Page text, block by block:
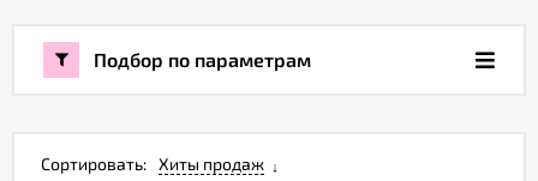
Акции
заказ
Подбор по параметрам
Сортировать: Хиты продаж